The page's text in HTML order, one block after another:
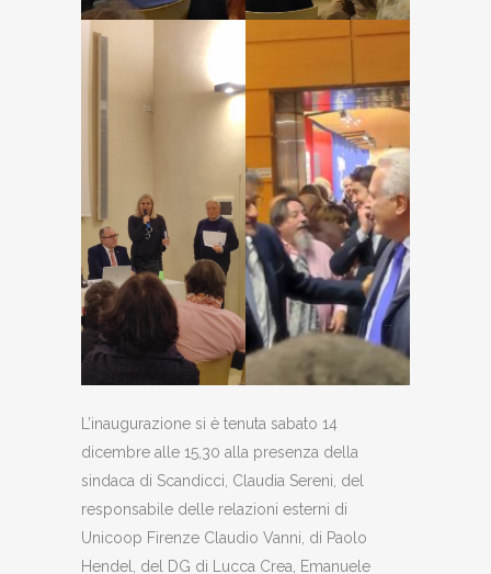
L’inaugurazione si è tenuta sabato 14
dicembre alle 15,30 alla presenza della
sindaca di Scandicci, Claudia Sereni, del
responsabile delle relazioni esterni di
Unicoop Firenze Claudio Vanni, di Paolo
Hendel, del DG di Lucca Crea, Emanuele